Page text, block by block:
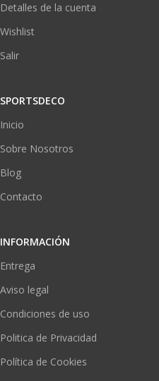
Detalles de la cuenta
Wishlist
Salir
SPORTSDECO
Inicio
Sobre Nosotros
Blog
Contacto
INFORMACIÓN
Entrega
Aviso legal
Condiciones de uso
Politica de Privacidad
Política de Cookies